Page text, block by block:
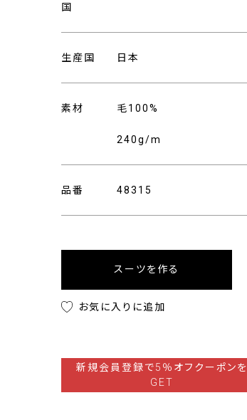
国
生産国 日本
素材 毛100%
240g/m
品番 48315
スーツを作る
お気に入りに追加
新規会員登録で5％オフクーポンを
GET